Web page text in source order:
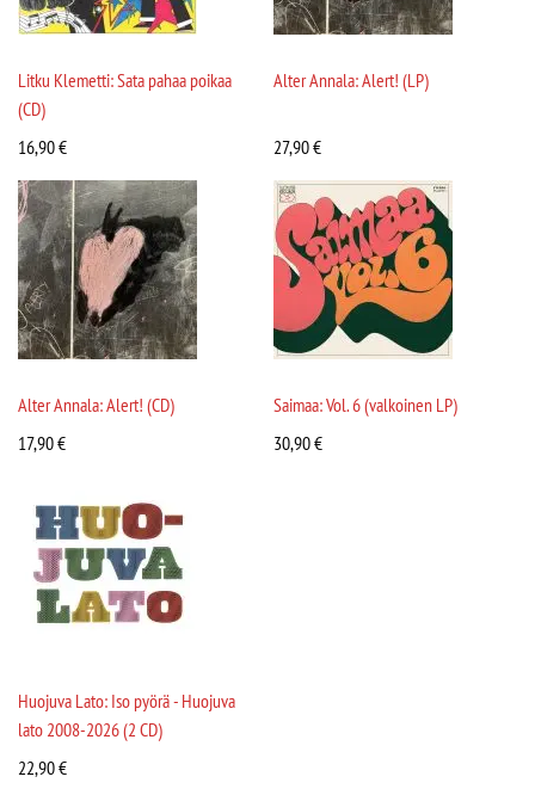
Litku Klemetti: Sata pahaa poikaa
(CD)
16,90€
Alter Annala: Alert! (LP)
27,90€
Alter Annala: Alert! (CD)
17,90€
Saimaa: Vol. 6 (valkoinen LP)
30,90€
Huojuva Lato: Iso pyörä - Huojuva
lato 2008-2026 (2 CD)
22,90€